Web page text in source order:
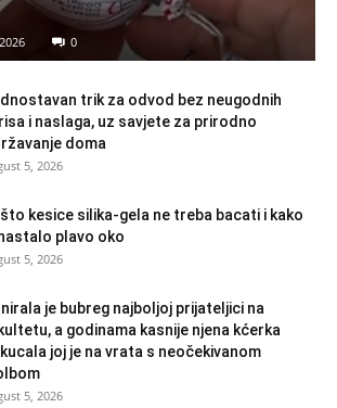
0
trik za odvod bez neugodnih
i naslaga, uz savjete za prirodno
doma
5, 2026
kesice silika-gela ne treba bacati i kako
plavo oko
5, 2026
je bubreg najboljoj prijateljici na
a godinama kasnije njena kćerka
joj je na vrata s neočekivanom
5, 2026